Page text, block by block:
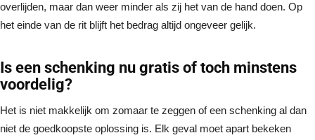
overlijden, maar dan weer minder als zij het van de hand doen. Op
het einde van de rit blijft het bedrag altijd ongeveer gelijk.
Is een schenking nu gratis of toch minstens
voordelig?
Het is niet makkelijk om zomaar te zeggen of een schenking al dan
niet de goedkoopste oplossing is. Elk geval moet apart bekeken